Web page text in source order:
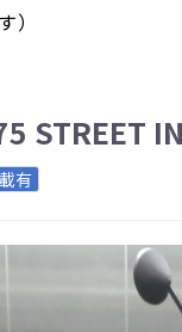
STREET
有